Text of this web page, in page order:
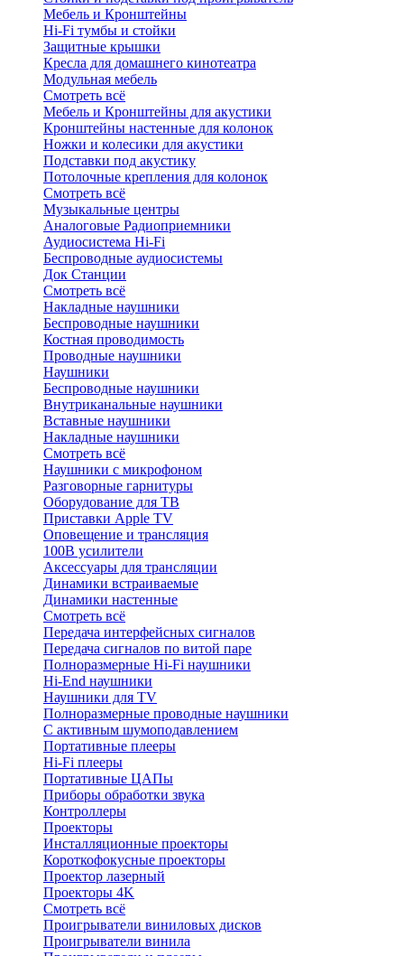
Мебель и Кронштейны
Hi-Fi тумбы и стойки
Защитные крышки
Кресла для домашнего кинотеатра
Модульная мебель
Смотреть всё
Мебель и Кронштейны для акустики
Кронштейны настенные для колонок
Ножки и колесики для акустики
Подставки под акустику
Потолочные крепления для колонок
Смотреть всё
Музыкальные центры
Аналоговые Радиоприемники
Аудиосистема Hi-Fi
Беспроводные аудиосистемы
Док Станции
Смотреть всё
Накладные наушники
Беспроводные наушники
Костная проводимость
Проводные наушники
Наушники
Беспроводные наушники
Внутриканальные наушники
Вставные наушники
Накладные наушники
Смотреть всё
Наушники с микрофоном
Разговорные гарнитуры
Оборудование для ТВ
Приставки Apple TV
Оповещение и трансляция
100В усилители
Аксессуары для трансляции
Динамики встраиваемые
Динамики настенные
Смотреть всё
Передача интерфейсных сигналов
Передача сигналов по витой паре
Полноразмерные Hi-Fi наушники
Hi-End наушники
Наушники для TV
Полноразмерные проводные наушники
С активным шумоподавлением
Портативные плееры
Hi-Fi плееры
Портативные ЦАПы
Приборы обработки звука
Контроллеры
Проекторы
Инсталляционные проекторы
Короткофокусные проекторы
Проектор лазерный
Проекторы 4K
Смотреть всё
Проигрыватели виниловых дисков
Проигрыватели винила